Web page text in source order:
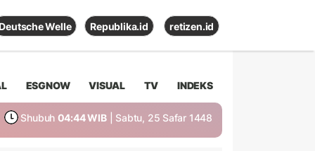
Deutsche Welle Republika.id retizen.id
ESGNOW VISUAL TV INDEKS
Shubuh 04:44 WIB | Sabtu, 25 Safar 1448